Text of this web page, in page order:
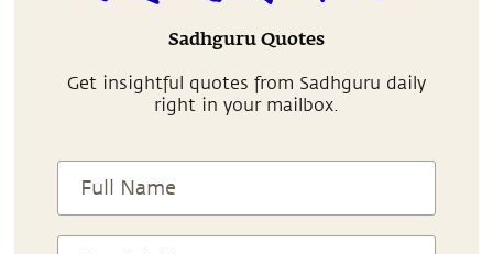
Sadhguru Quotes
Get insightful quotes from Sadhguru daily
right in your mailbox.